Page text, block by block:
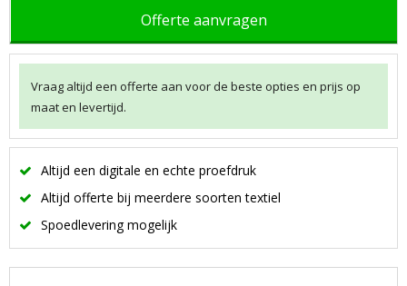
Offerte aanvragen
Vraag altijd een offerte aan voor de beste opties en prijs op
maat en levertijd.
Altijd een digitale en echte proefdruk
Altijd offerte bij meerdere soorten textiel
Spoedlevering mogelijk